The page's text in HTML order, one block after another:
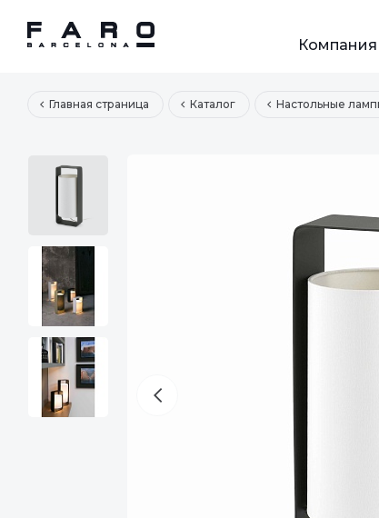
Компания
Главная страница Каталог Настольные